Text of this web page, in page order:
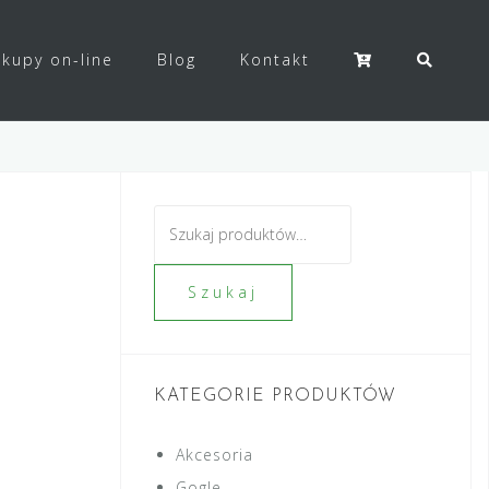
on-line Blog Kontakt
Szukaj
KATEGORIE PRODUKTÓW
Akcesoria